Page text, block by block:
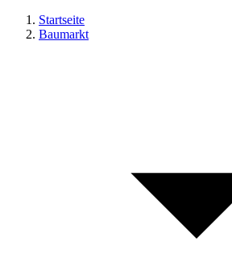
Startseite
Baumarkt